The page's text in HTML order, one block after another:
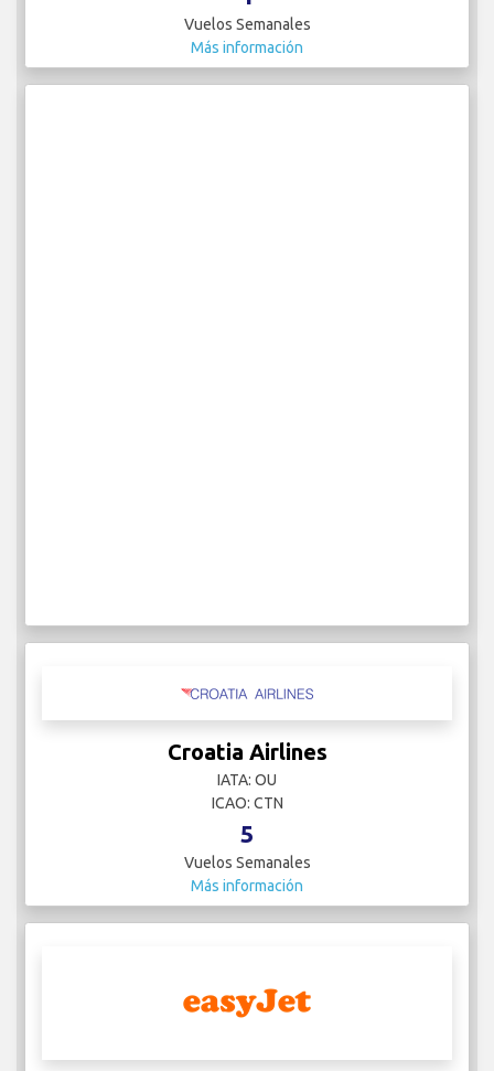
Vuelos Semanales
Más información
Croatia Airlines
IATA: OU
ICAO: CTN
5
Vuelos Semanales
Más información